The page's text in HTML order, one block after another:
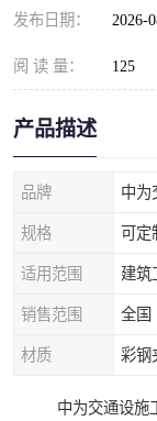
发布日期： 2026-
阅 读 量： 125
产品描述
品牌 中为
规格 可定
适用范围 建筑
销售范围 全国
材质 彩钢
中为交通设施